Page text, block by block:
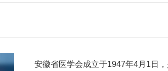
安徽省医学会成立于1947年4月1日